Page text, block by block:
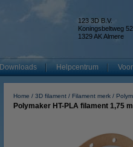
123 3D B.V.
Koningsbeltweg 52
1329 AK Almere
Downloads Helpcentrum
Home 3D filament Filament merk
Polymaker HT-PLA filament 1,75